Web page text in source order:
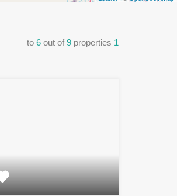
1
to 6 out of 9 properties